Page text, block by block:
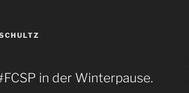
in der Winterpause.